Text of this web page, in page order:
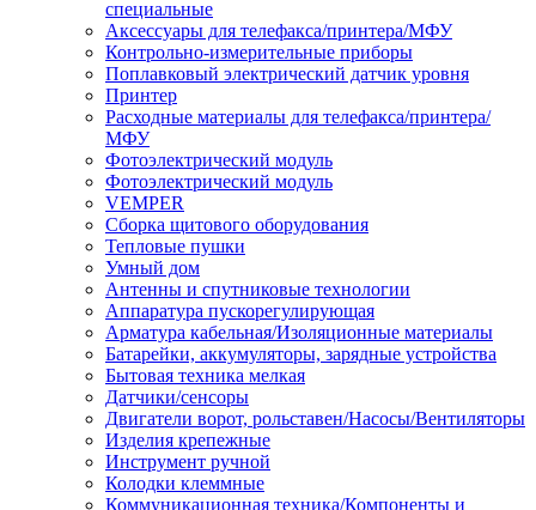
специальные
Аксессуары для телефакса/принтера/МФУ
Контрольно-измерительные приборы
Поплавковый электрический датчик уровня
Принтер
Расходные материалы для телефакса/принтера/
МФУ
Фотоэлектрический модуль
Фотоэлектрический модуль
VEMPER
Сборка щитового оборудования
Тепловые пушки
Умный дом
Антенны и спутниковые технологии
Аппаратура пускорегулирующая
Арматура кабельная/Изоляционные материалы
Батарейки, аккумуляторы, зарядные устройства
Бытовая техника мелкая
Датчики/сенсоры
Двигатели ворот, рольставен/Насосы/Вентиляторы
Изделия крепежные
Инструмент ручной
Колодки клеммные
Коммуникационная техника/Компоненты и